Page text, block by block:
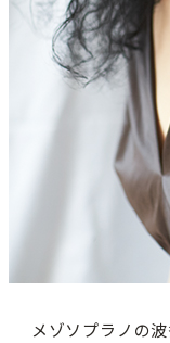
メゾソプラノの